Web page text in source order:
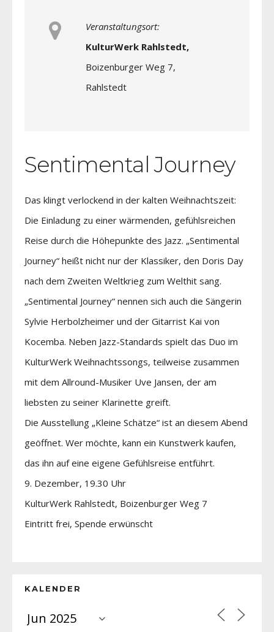
Veranstaltungsort:
KulturWerk Rahlstedt,
Boizenburger Weg 7,
Rahlstedt
Sentimental Journey
Das klingt verlockend in der kalten Weihnachtszeit:
Die Einladung zu einer wärmenden, gefühlsreichen
Reise durch die Höhepunkte des Jazz. „Sentimental
Journey“ heißt nicht nur der Klassiker, den Doris Day
nach dem Zweiten Weltkrieg zum Welthit sang.
„Sentimental Journey“ nennen sich auch die Sängerin
Sylvie Herbolzheimer und der Gitarrist Kai von
Kocemba. Neben Jazz-Standards spielt das Duo im
KulturWerk Weihnachtssongs, teilweise zusammen
mit dem Allround-Musiker Uve Jansen, der am
liebsten zu seiner Klarinette greift.
Die Ausstellung „Kleine Schätze“ ist an diesem Abend
geöffnet. Wer möchte, kann ein Kunstwerk kaufen,
das ihn auf eine eigene Gefühlsreise entführt.
9. Dezember, 19.30 Uhr
KulturWerk Rahlstedt, Boizenburger Weg 7
Eintritt frei, Spende erwünscht
KALENDER